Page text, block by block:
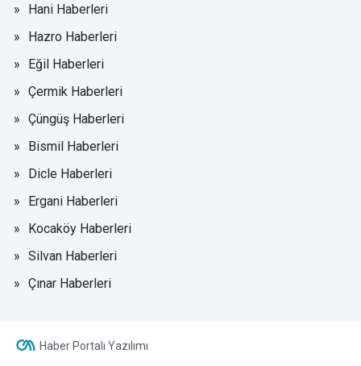
Hani Haberleri
Hazro Haberleri
Eğil Haberleri
Çermik Haberleri
Çüngüş Haberleri
Bismil Haberleri
Dicle Haberleri
Ergani Haberleri
Kocaköy Haberleri
Silvan Haberleri
Çınar Haberleri
Haber Portalı Yazılımı